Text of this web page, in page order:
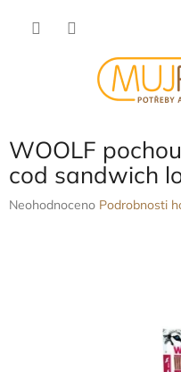
WOOLF
cod sandwich
Průměrné
Neohodnoceno Podrobnosti